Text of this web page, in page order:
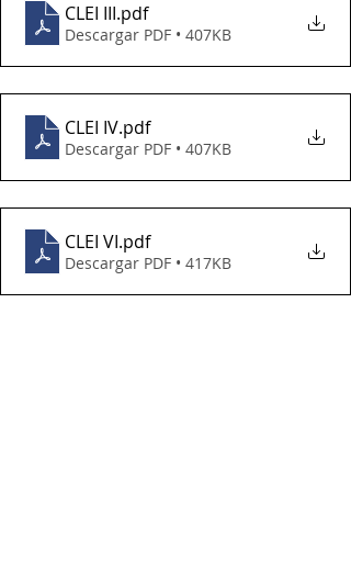
CLEI III.pdf
Descargar PDF • 407KB
CLEI IV.pdf
Descargar PDF • 407KB
CLEI VI.pdf
Descargar PDF • 417KB